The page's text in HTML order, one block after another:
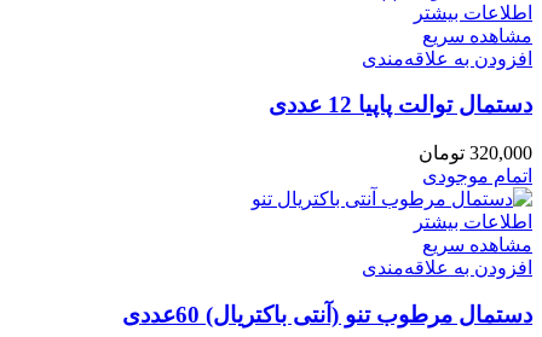
اطلاعات بیشتر
مشاهده سریع
افزودن به علاقه‌مندی
دستمال توالت پاپیا 12 عددی
320,000 تومان
اتمام موجودی
اطلاعات بیشتر
مشاهده سریع
افزودن به علاقه‌مندی
دستمال مرطوب تنو (آنتی باکتریال) 60عددی